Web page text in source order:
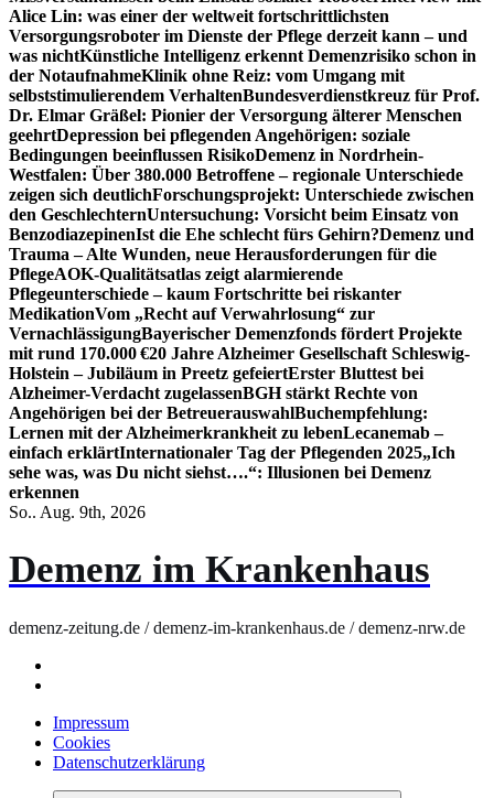
Alice Lin: was einer der weltweit fortschrittlichsten
Versorgungsroboter im Dienste der Pflege derzeit kann – und
was nichtKünstliche Intelligenz erkennt Demenzrisiko schon in
der NotaufnahmeKlinik ohne Reiz: vom Umgang mit
selbststimulierendem VerhaltenBundesverdienstkreuz für Prof.
Dr. Elmar Gräßel: Pionier der Versorgung älterer Menschen
geehrtDepression bei pflegenden Angehörigen: soziale
Bedingungen beeinflussen RisikoDemenz in Nordrhein-
Westfalen: Über 380.000 Betroffene – regionale Unterschiede
zeigen sich deutlichForschungsprojekt: Unterschiede zwischen
den GeschlechternUntersuchung: Vorsicht beim Einsatz von
BenzodiazepinenIst die Ehe schlecht fürs Gehirn?Demenz und
Trauma – Alte Wunden, neue Herausforderungen für die
PflegeAOK-Qualitätsatlas zeigt alarmierende
Pflegeunterschiede – kaum Fortschritte bei riskanter
MedikationVom „Recht auf Verwahrlosung“ zur
VernachlässigungBayerischer Demenzfonds fördert Projekte
mit rund 170.000 €20 Jahre Alzheimer Gesellschaft Schleswig-
Holstein – Jubiläum in Preetz gefeiertErster Bluttest bei
Alzheimer-Verdacht zugelassenBGH stärkt Rechte von
Angehörigen bei der BetreuerauswahlBuchempfehlung:
Lernen mit der Alzheimerkrankheit zu lebenLecanemab –
einfach erklärtInternationaler Tag der Pflegenden 2025„Ich
sehe was, was Du nicht siehst….“: Illusionen bei Demenz
erkennen
So.. Aug. 9th, 2026
Demenz im Krankenhaus
demenz-zeitung.de / demenz-im-krankenhaus.de / demenz-nrw.de
Impressum
Cookies
Datenschutzerklärung